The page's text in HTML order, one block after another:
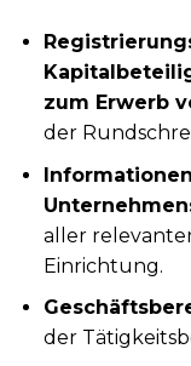
zum Erwerb
der
aller
Einrichtung.
der